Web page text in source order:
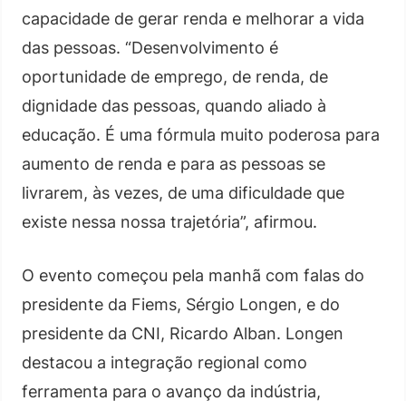
capacidade de gerar renda e melhorar a vida
das pessoas. “Desenvolvimento é
oportunidade de emprego, de renda, de
dignidade das pessoas, quando aliado à
educação. É uma fórmula muito poderosa para
aumento de renda e para as pessoas se
livrarem, às vezes, de uma dificuldade que
existe nessa nossa trajetória”, afirmou.
O evento começou pela manhã com falas do
presidente da Fiems, Sérgio Longen, e do
presidente da CNI, Ricardo Alban. Longen
destacou a integração regional como
ferramenta para o avanço da indústria,